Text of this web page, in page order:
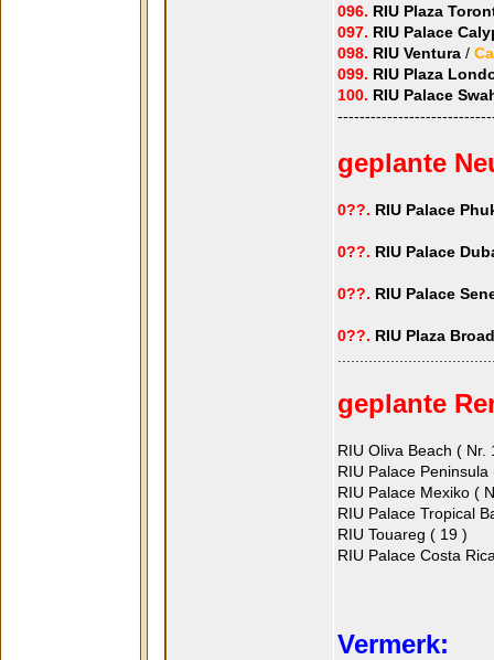
096. RIU Plaza
097. RIU Palace
098. RIU Ventura /
099. RIU Plaza
100. RIU Palace
geplante
0??. RIU Palace
0??. RIU Palace
0??. RIU Palace
0??. RIU Plaza
geplante
RIU Oliva Beach ( Nr.
RIU Palace Peninsula
RIU Palace Mexiko (
RIU Palace Tropical
RIU Touareg ( 19 )
RIU Palace Costa
Vermerk: